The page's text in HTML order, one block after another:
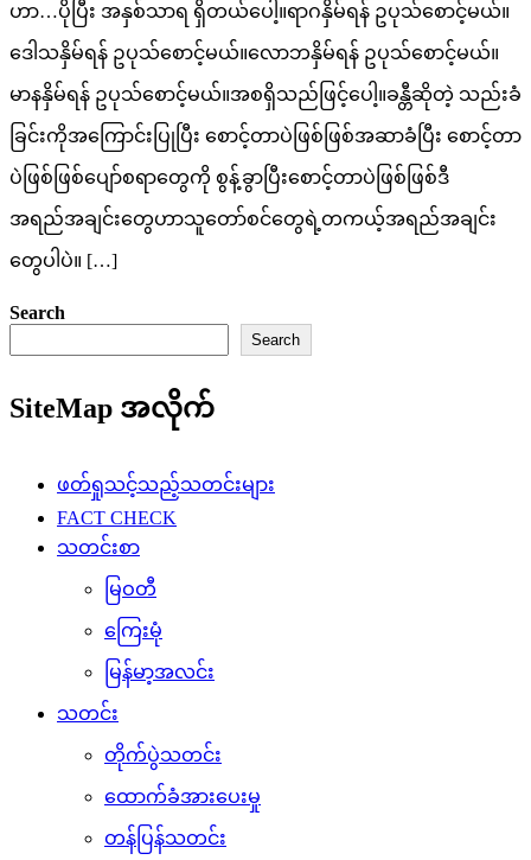
ဟာ…ပိုပြီး အနှစ်သာရ ရှိတယ်ပေါ့။ရာဂနှိမ်ရန် ဥပုသ်စောင့်မယ်။
ဒေါသနှိမ်ရန် ဥပုသ်စောင့်မယ်။လောဘနှိမ်ရန် ဥပုသ်စောင့်မယ်။
မာနနှိမ်ရန် ဥပုသ်စောင့်မယ်။အစရှိသည်ဖြင့်ပေါ့။ခန္တီဆိုတဲ့ သည်းခံ
ခြင်းကိုအကြောင်းပြုပြီး စောင့်တာပဲဖြစ်ဖြစ်အဆာခံပြီး စောင့်တာ
ပဲဖြစ်ဖြစ်ပျော်စရာတွေကို စွန့်ခွာပြီးစောင့်တာပဲဖြစ်ဖြစ်ဒီ
အရည်အချင်းတွေဟာသူတော်စင်တွေရဲ့တကယ့်အရည်အချင်း
တွေပါပဲ။ […]
Search
Search
SiteMap အလိုက်
ဖတ်ရှုသင့်သည့်သတင်းများ
FACT CHECK
သတင်းစာ
မြဝတီ
ကြေးမုံ
မြန်မာ့အလင်း
သတင်း
တိုက်ပွဲသတင်း
ထောက်ခံအားပေးမှု
တန်ပြန်သတင်း